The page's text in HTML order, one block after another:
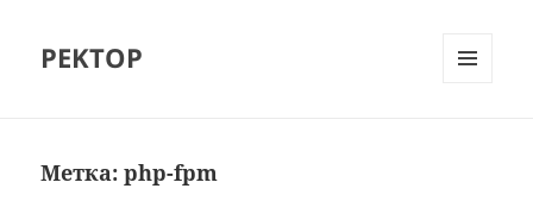
PEKTOP
Метка:php-fpm